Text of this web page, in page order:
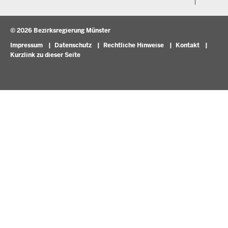
Pressemitteilungen
Podcast
© 2026 Bezirksregierung Münster
Fußzeile
Impressum Datenschutz Rechtliche Hinweise
Kontakt
Kurzlink zu dieser Seite